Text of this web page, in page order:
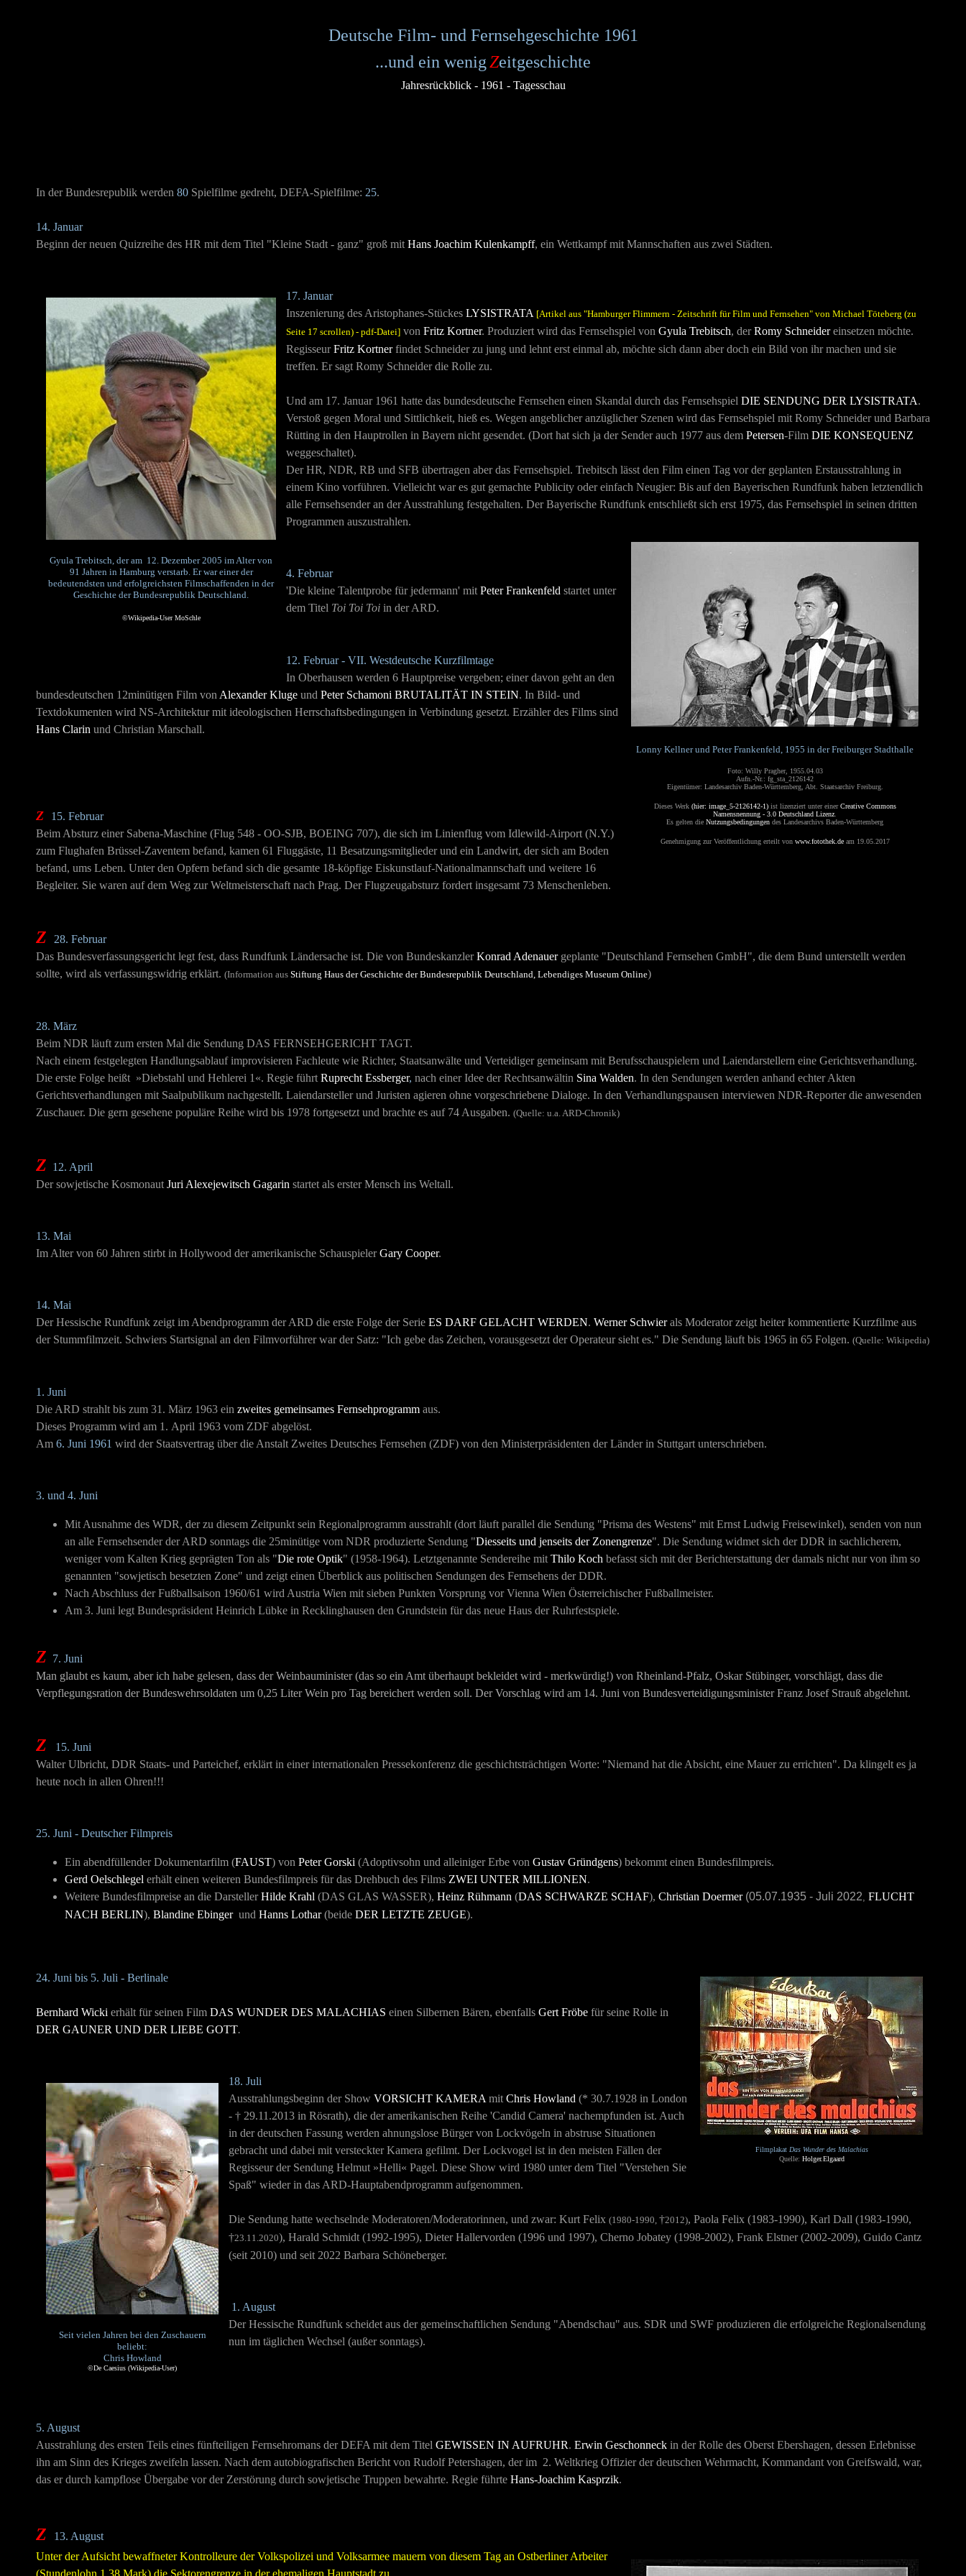
Deutsche Film- und Fernsehgeschichte 1961
...und ein wenigZeitgeschichte
Jahresrückblick - 1961 - Tagesschau
In der Bundesrepublik werden 80 Spielfilme gedreht, DEFA-Spielfilme: 25.
14. Januar
Beginn der neuen Quizreihe des HR mit dem Titel "Kleine Stadt - ganz" groß mit Hans Joachim Kulenkampff, ein Wettkampf mit Mannschaften aus zwei Städten.
Gyula Trebitsch, der am 12. Dezember 2005 im Alter von
91 Jahren in Hamburg verstarb. Er war einer der
bedeutendsten und erfolgreichsten Filmschaffenden in der
Geschichte der Bundesrepublik Deutschland.
©Wikipedia-User MoSchle
17. Januar
Inszenierung des Aristophanes-Stückes LYSISTRATA [Artikel aus "Hamburger Flimmern - Zeitschrift für Film und Fernsehen" von Michael Töteberg (zu
Seite 17 scrollen) - pdf-Datei] von Fritz Kortner. Produziert wird das Fernsehspiel von Gyula Trebitsch, derRomy Schneidereinsetzen möchte.
RegisseurFritz Kortnerfindet Schneider zu jung und lehnt erst einmal ab, möchte sich dann aber doch ein Bild von ihr machen und sie
treffen. Er sagt Romy Schneider die Rolle zu.
Und am 17. Januar 1961 hatte das bundesdeutsche Fernsehen einen Skandal durch das Fernsehspiel DIE SENDUNG DER LYSISTRATA.
Verstoß gegen Moral und Sittlichkeit, hieß es. Wegen angeblicher anzüglicher Szenen wird das Fernsehspiel mit Romy Schneider und Barbara
Rütting in den Hauptrollen in Bayern nicht gesendet. (Dort hat sich ja der Sender auch 1977 aus dem Petersen-Film DIE KONSEQUENZ
weggeschaltet).
Der HR, NDR, RB und SFB übertragen aber das Fernsehspiel. Trebitsch lässt den Film einen Tag vor der geplanten Erstausstrahlung in
einem Kino vorführen. Vielleicht war es gut gemachte Publicity oder einfach Neugier: Bis auf den Bayerischen Rundfunk haben letztendlich
alle Fernsehsender an der Ausstrahlung festgehalten. Der Bayerische Rundfunk entschließt sich erst 1975, das Fernsehspiel in seinen dritten
Programmen auszustrahlen.
Lonny Kellner und Peter Frankenfeld, 1955 in der Freiburger Stadthalle
Foto: Willy Pragher, 1955.04.03
Aufn.-Nr.: fg_sta_2126142
Eigentümer: Landesarchiv Baden-Württemberg, Abt. Staatsarchiv Freiburg.
Dieses Werk (hier: image_5-2126142-1)ist lizenziert unter einerCreative Commons
Namensnennung - 3.0 Deutschland Lizenz
Es gelten die Nutzungsbedingungen des Landesarchivs Baden-Württemberg
Genehmigung zur Veröffentlichung erteilt von www.fotothek.deam 19.05.2017
4. Februar
'Die kleine Talentprobe für jedermann' mit Peter Frankenfeld startet unter
dem Titel Toi Toi Toi in der ARD.
12. Februar - VII. Westdeutsche Kurzfilmtage
In Oberhausen werden 6 Hauptpreise vergeben; einer davon geht an den
bundesdeutschen 12minütigen Film von Alexander Kluge und Peter Schamoni BRUTALITÄT IN STEIN. In Bild- und
Textdokumenten wird NS-Architektur mit ideologischen Herrschaftsbedingungen in Verbindung gesetzt. Erzähler des Films sind
Hans Clarin und Christian Marschall.
Z
15. Februar
Beim Absturz einer Sabena-Maschine (Flug 548 - OO-SJB, BOEING 707), die sich im Linienflug vom Idlewild-Airport (N.Y.)
zum Flughafen Brüssel-Zaventem befand, kamen 61 Fluggäste, 11 Besatzungsmitglieder und ein Landwirt, der sich am Boden
befand, ums Leben. Unter den Opfern befand sich die gesamte 18-köpfige Eiskunstlauf-Nationalmannschaft und weitere 16
Begleiter. Sie waren auf dem Weg zur Weltmeisterschaft nach Prag. Der Flugzeugabsturz fordert insgesamt 73 Menschenleben.
Z
28. Februar
Das Bundesverfassungsgericht legt fest, dass Rundfunk Ländersache ist. Die von BundeskanzlerKonrad Adenauergeplante "Deutschland Fernsehen GmbH", die dem Bund unterstellt werden
sollte, wird als verfassungswidrig erklärt. (Information aus Stiftung Haus der Geschichte der Bundesrepublik Deutschland, Lebendiges Museum Online)
28. März
Beim NDR läuft zum ersten Mal die Sendung DAS FERNSEHGERICHT TAGT.
Nach einem festgelegten Handlungsablauf improvisieren Fachleute wie Richter, Staatsanwälte und Verteidiger gemeinsam mit Berufsschauspielern und Laiendarstellern eine Gerichtsverhandlung.
Die erste Folge heißt »Diebstahl und Hehlerei 1«. Regie führt Ruprecht Essberger, nach einer Idee der Rechtsanwältin Sina Walden. In den Sendungen werden anhand echter Akten
Gerichtsverhandlungen mit Saalpublikum nachgestellt. Laiendarsteller und Juristen agieren ohne vorgeschriebene Dialoge. In den Verhandlungspausen interviewen NDR-Reporter die anwesenden
Zuschauer. Die gern gesehene populäre Reihe wird bis 1978 fortgesetzt und brachte es auf 74 Ausgaben. (Quelle: u.a. ARD-Chronik)
Z 12. April
Der sowjetische Kosmonaut Juri Alexejewitsch Gagarin startet als erster Mensch ins Weltall.
13. Mai
Im Alter von 60 Jahren stirbt in Hollywood der amerikanische SchauspielerGary Cooper.
14. Mai
Der Hessische Rundfunk zeigt im Abendprogramm der ARD die erste Folge der Serie ES DARF GELACHT WERDEN. Werner Schwierals Moderator zeigt heiter kommentierte Kurzfilme aus
der Stummfilmzeit. Schwiers Startsignal an den Filmvorführer war der Satz: "Ich gebe das Zeichen, vorausgesetzt der Operateur sieht es." Die Sendung läuft bis 1965 in 65 Folgen. (Quelle: Wikipedia)
1. Juni
Die ARD strahlt bis zum 31. März 1963 ein zweites gemeinsames Fernsehprogramm aus.
Dieses Programm wird am 1. April 1963 vom ZDF abgelöst.
Am 6. Juni 1961 wird der Staatsvertrag über die Anstalt Zweites Deutsches Fernsehen (ZDF) von den Ministerpräsidenten der Länder in Stuttgart unterschrieben.
3. und 4. Juni
Mit Ausnahme des WDR, der zu diesem Zeitpunkt sein Regionalprogramm ausstrahlt (dort läuft parallel die Sendung "Prisma des Westens" mit Ernst Ludwig Freisewinkel), senden von nun
an alle Fernsehsender der ARD sonntags die 25minütige vom NDR produzierte Sendung "Diesseits und jenseits der Zonengrenze". Die Sendung widmet sich der DDR in sachlicherem,
weniger vom Kalten Krieg geprägten Ton als "Die rote Optik" (1958-1964). Letztgenannte Sendereihe mit Thilo Koch befasst sich mit der Berichterstattung der damals nicht nur von ihm so
genannten "sowjetisch besetzten Zone" und zeigt einen Überblick aus politischen Sendungen des Fernsehens der DDR.
Nach Abschluss der Fußballsaison 1960/61 wird Austria Wien mit sieben Punkten Vorsprung vor Vienna Wien Österreichischer Fußballmeister.
Am 3. Juni legt Bundespräsident Heinrich Lübke in Recklinghausen den Grundstein für das neue Haus der Ruhrfestspiele.
Z 7. Juni
Man glaubt es kaum, aber ich habe gelesen, dass der Weinbauminister (das so ein Amt überhaupt bekleidet wird - merkwürdig!) von Rheinland-Pfalz, Oskar Stübinger, vorschlägt, dass die
Verpflegungsration der Bundeswehrsoldaten um 0,25 Liter Wein pro Tag bereichert werden soll. Der Vorschlag wird am 14. Juni von Bundesverteidigungsminister Franz Josef Strauß abgelehnt.
Z
15. Juni
Walter Ulbricht, DDR Staats- und Parteichef, erklärt in einer internationalen Pressekonferenz die geschichtsträchtigen Worte: "Niemand hat die Absicht, eine Mauer zu errichten". Da klingelt es ja
heute noch in allen Ohren!!!
25. Juni - Deutscher Filmpreis
Ein abendfüllender Dokumentarfilm (FAUST) von Peter Gorski (Adoptivsohn und alleiniger Erbe von Gustav Gründgens) bekommt einen Bundesfilmpreis.
Gerd Oelschlegel erhält einen weiteren Bundesfilmpreis für das Drehbuch des Films ZWEI UNTER MILLIONEN.
Weitere Bundesfilmpreise an die DarstellerHilde Krahl (DAS GLAS WASSER), Heinz Rühmann (DAS SCHWARZE SCHAF), Christian Doermer (05.07.1935 - Juli 2022, FLUCHT
NACH BERLIN), Blandine Ebingerund Hanns Lothar(beide DER LETZTE ZEUGE).
Filmplakat Das Wunder des Malachias
Quelle: Holger.Elgaard
24. Juni bis 5. Juli - Berlinale
Bernhard Wicki erhält für seinen Film DAS WUNDER DES MALACHIAS einen Silbernen Bären, ebenfalls Gert Fröbe für seine Rolle in
DER GAUNER UND DER LIEBE GOTT.
Seit vielen Jahren bei den Zuschauern
beliebt:
Chris Howland
©De Caesius (Wikipedia-User)
18. Juli
Ausstrahlungsbeginn der Show VORSICHT KAMERA mit Chris Howland (* 30.7.1928 in London
- † 29.11.2013 in Rösrath), die der amerikanischen Reihe 'Candid Camera' nachempfunden ist. Auch
in der deutschen Fassung werden ahnungslose Bürger von Lockvögeln in abstruse Situationen
gebracht und dabei mit versteckter Kamera gefilmt. Der Lockvogel ist in den meisten Fällen der
Regisseur der Sendung Helmut »Helli« Pagel. Diese Show wird 1980 unter dem Titel "Verstehen Sie
Spaß" wieder in das ARD-Hauptabendprogramm aufgenommen.
Die Sendung hatte wechselnde Moderatoren/Moderatorinnen, und zwar: Kurt Felix (1980-1990, †2012), Paola Felix (1983-1990), Karl Dall (1983-1990,
†23.11.2020), Harald Schmidt (1992-1995), Dieter Hallervorden (1996 und 1997), Cherno Jobatey (1998-2002), Frank Elstner (2002-2009), Guido Cantz
(seit 2010) und seit 2022 Barbara Schöneberger.
1. August
Der Hessische Rundfunk scheidet aus der gemeinschaftlichen Sendung "Abendschau" aus. SDR und SWF produzieren die erfolgreiche Regionalsendung
nun im täglichen Wechsel (außer sonntags).
5. August
Ausstrahlung des ersten Teils eines fünfteiligen Fernsehromans der DEFA mit dem Titel GEWISSEN IN AUFRUHR. Erwin Geschonneck in der Rolle des Oberst Ebershagen, dessen Erlebnisse
ihn am Sinn des Krieges zweifeln lassen. Nach dem autobiografischen Bericht von Rudolf Petershagen, der im 2. Weltkrieg Offizier der deutschen Wehrmacht, Kommandant von Greifswald, war,
das er durch kampflose Übergabe vor der Zerstörung durch sowjetische Truppen bewahrte. Regie führte Hans-Joachim Kasprzik.
Z
13. August
Unter der Aufsicht bewaffneter Kontrolleure der Volkspolizei und Volksarmee mauern von diesem Tag an Ostberliner Arbeiter
(Stundenlohn 1,38 Mark) die Sektorengrenze in der ehemaligen Hauptstadt zu.